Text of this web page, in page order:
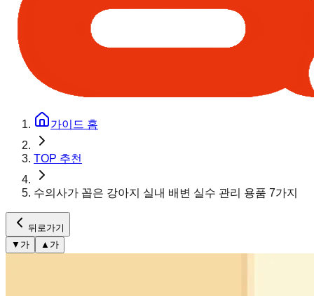
가이드 홈
TOP 추천
수의사가 꼽은 강아지 실내 배변 실수 관리 용품 7가지
뒤로가기
▼ 가 ▲ 가